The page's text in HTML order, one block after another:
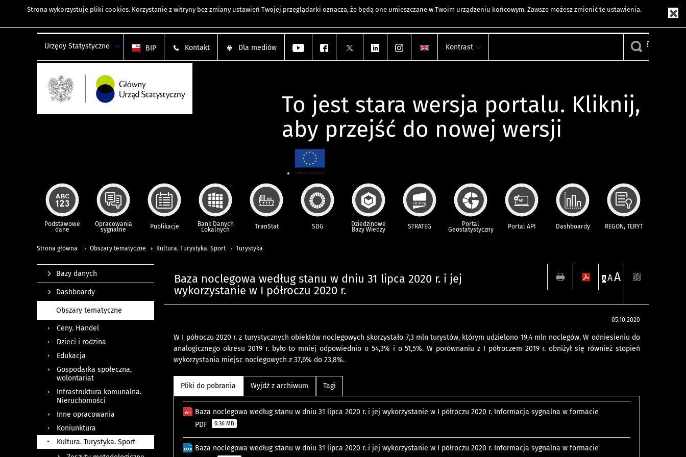
Strona wykorzystuje pliki cookies. Korzystanie z witryny bez zmiany ustawień Twojej przeglądarki oznacza, że będą one umieszczane w Twoim urządzeniu końcowym. Zawsze możesz zmienić te ustawienia.
Urzędy Statystyczne BIP Kontakt Dla mediów Kontrast
To jest stara wersja portalu. Kliknij,
aby przejść do nowej wersji
Podstawowe
dane
Opracowania
sygnalne Publikacje Bank Danych
Lokalnych TranStat SDG Dziedzinowe
Bazy Wiedzy STRATEG Portal
Geostatystyczny Portal API Dashboardy REGON, TERYT
Strona główna Obszary tematyczne Kultura. Turystyka. Sport Turystyka
Baza noclegowa według stanu w dniu 31 lipca 2020 r. i jej
wykorzystanie w I półroczu 2020 r.
A AA
05.10.2020
W I półroczu 2020 r. z turystycznych obiektów noclegowych skorzystało 7,3 mln turystów, którym udzielono 19,4 mln noclegów. W odniesieniu do
analogicznego okresu 2019 r. było to mniej odpowiednio o 54,3% i o 51,5%. W porównaniu z I półroczem 2019 r. obniżył się również stopień
wykorzystania miejsc noclegowych z 37,6% do 23,8%.
Pliki do pobrania Wyjdź z archiwum Tagi
Baza noclegowa według stanu w dniu 31 lipca 2020 r. i jej wykorzystanie w I półroczu 2020 r. Informacja sygnalna w formacie
PDF
0.36 MB
Baza noclegowa według stanu w dniu 31 lipca 2020 r. i jej wykorzystanie w I półroczu 2020 r. Informacja sygnalna w formacie
Bazy danych
Dashboardy
Obszary tematyczne
Ceny. Handel
Dzieci i rodzina
Edukacja
Gospodarka społeczna,
wolontariat
Infrastruktura komunalna.
Nieruchomości
Inne opracowania
Koniunktura
Kultura. Turystyka. Sport